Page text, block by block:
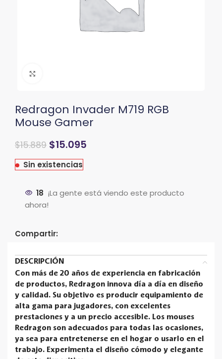
Redragon Invader M719 RGB
Mouse Gamer
El
original
$15.889El
actual
$15.095
Sin existencias
18 ¡La gente está viendo este producto
ahora!
Compartir:
DESCRIPCIÓN
Con más de 20 años de experiencia en fabricación
de productos, Redragon innova día a día en diseño
y calidad. Su objetivo es producir equipamiento de
alta gama para jugadores, con excelentes
prestaciones y a un precio accesible. Los mouses
Redragon son adecuados para todas las ocasiones,
ya sea para entretenerse en el hogar o usarlo en el
trabajo. Experimenta el diseño cómodo y elegante